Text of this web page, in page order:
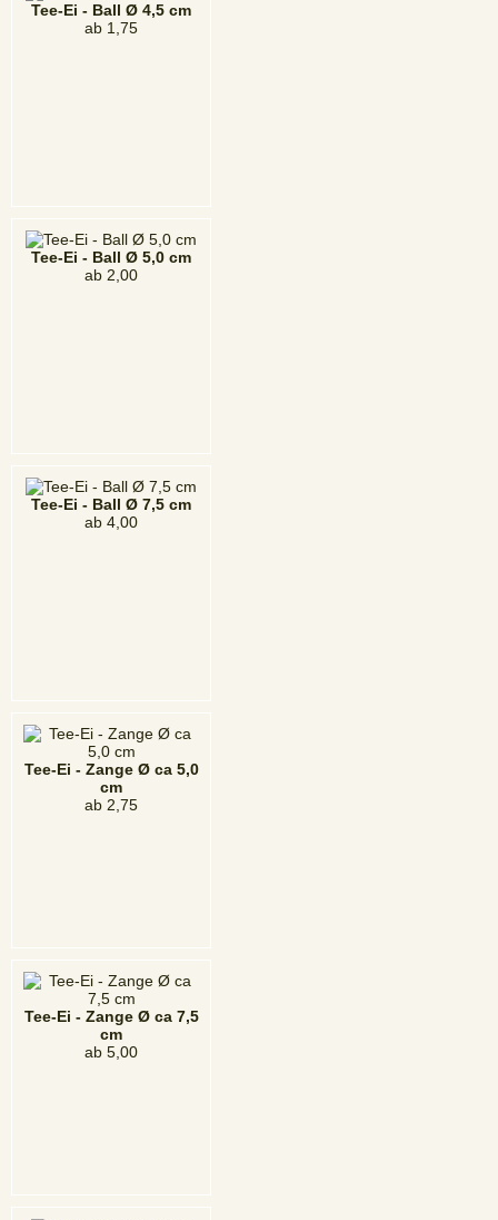
Tee-Ei - Ball Ø 4,5 cm
ab 1,75
Tee-Ei - Ball Ø 5,0 cm
ab 2,00
Tee-Ei - Ball Ø 7,5 cm
ab 4,00
Tee-Ei - Zange Ø ca 5,0
cm
ab 2,75
Tee-Ei - Zange Ø ca 7,5
cm
ab 5,00